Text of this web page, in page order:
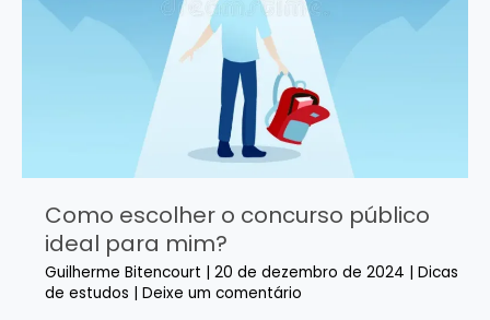
Como escolher o concurso público
ideal para mim?
Guilherme Bitencourt | 20 de dezembro de 2024 | Dicas
de estudos | Deixe um comentário